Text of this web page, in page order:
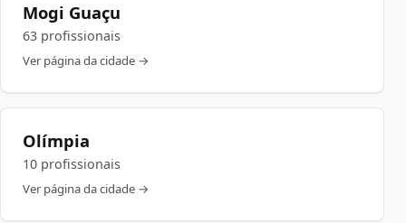
Mogi Guaçu
63 profissionais
Ver página da cidade →
Olímpia
10 profissionais
Ver página da cidade →